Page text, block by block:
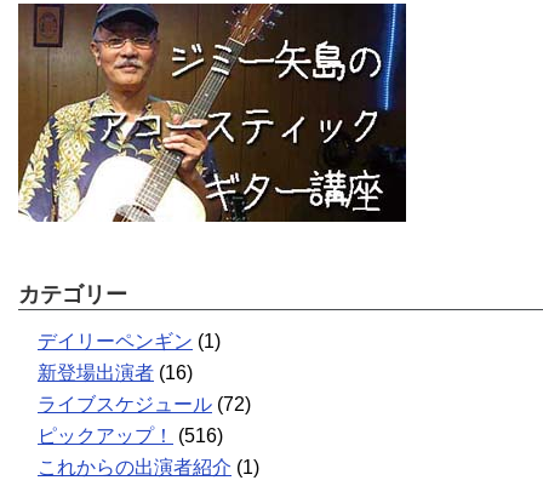
カテゴリー
デイリーペンギン (1)
新登場出演者 (16)
ライブスケジュール (72)
ピックアップ！
(516)
これからの出演者紹介 (1)